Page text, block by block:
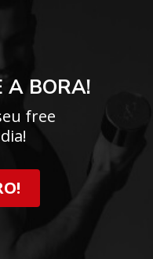
A BORA!
free